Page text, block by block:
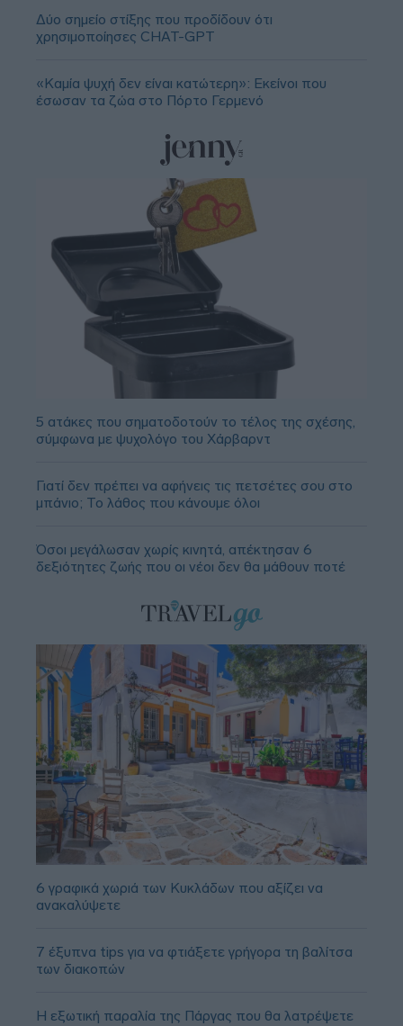
Δύο σημείο στίξης που προδίδουν ότι
χρησιμοποίησες CHAT-GPT
«Καμία ψυχή δεν είναι κατώτερη»: Εκείνοι που
έσωσαν τα ζώα στο Πόρτο Γερμενό
5 ατάκες που σηματοδοτούν το τέλος της σχέσης,
σύμφωνα με ψυχολόγο του Χάρβαρντ
Γιατί δεν πρέπει να αφήνεις τις πετσέτες σου στο
μπάνιο; Το λάθος που κάνουμε όλοι
Όσοι μεγάλωσαν χωρίς κινητά, απέκτησαν 6
δεξιότητες ζωής που οι νέοι δεν θα μάθουν ποτέ
6 γραφικά χωριά των Κυκλάδων που αξίζει να
ανακαλύψετε
7 έξυπνα tips για να φτιάξετε γρήγορα τη βαλίτσα
των διακοπών
Η εξωτική παραλία της Πάργας που θα λατρέψετε